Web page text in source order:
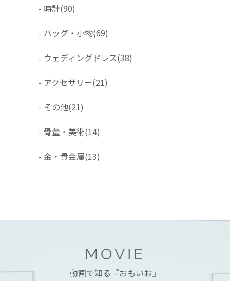
- 時計(90)
- バッグ・小物(69)
- ウェディングドレス(38)
- アクセサリー(21)
- その他(21)
- 骨董・美術(14)
- 金・貴金属(13)
MOVIE
動画で知る『おもいお』